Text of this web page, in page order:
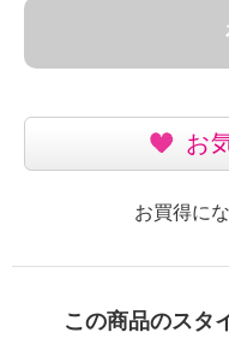
お
お買得に
この商品のスタ